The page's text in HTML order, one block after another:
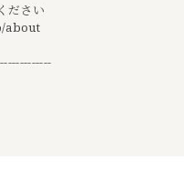
ださい
about